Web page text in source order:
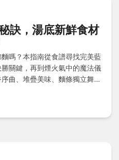
訣，湯底新鮮食材
嗎？本指南從食譜尋找完美藍
關鍵，再到煙火氣中的魔法儀
曲、堆疊美味、麵條獨立舞臺
煮出幸福滋味！